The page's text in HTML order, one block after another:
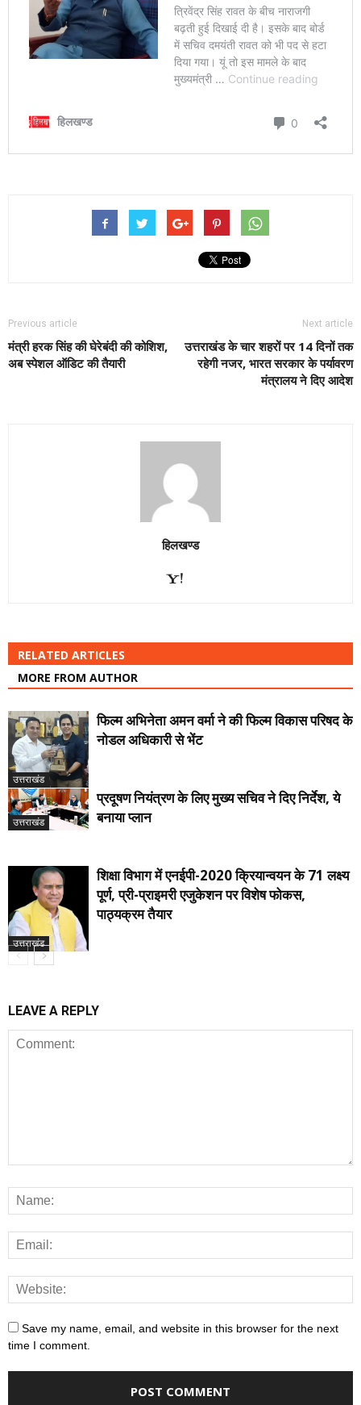
Previous article
मंत्री हरक सिंह की घेरेबंदी की कोशिश,
अब स्पेशल ऑडिट की तैयारी
Next article
उत्तराखंड के चार शहरों पर 14 दिनों तक
रहेगी नजर, भारत सरकार के पर्यावरण
मंत्रालय ने दिए आदेश
हिलखण्ड
RELATED ARTICLES
MORE FROM AUTHOR
उत्तराखंड
फिल्म अभिनेता अमन वर्मा ने की फिल्म विकास परिषद के
नोडल अधिकारी से भेंट
उत्तराखंड
प्रदूषण नियंत्रण के लिए मुख्य सचिव ने दिए निर्देश, ये
बनाया प्लान
उत्तराखंड
शिक्षा विभाग में एनईपी-2020 क्रियान्वयन के 71 लक्ष्य
पूर्ण, प्री-प्राइमरी एजुकेशन पर विशेष फोकस,
पाठ्यक्रम तैयार
LEAVE A REPLY
Save my name, email, and website in this browser for the next
time I comment.